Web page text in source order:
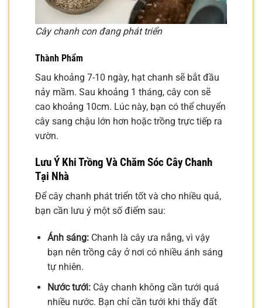
Cây chanh con đang phát triển
Thành Phẩm
Sau khoảng 7-10 ngày, hạt chanh sẽ bắt đầu
nảy mầm. Sau khoảng 1 tháng, cây con sẽ
cao khoảng 10cm. Lúc này, bạn có thể chuyển
cây sang chậu lớn hơn hoặc trồng trực tiếp ra
vườn.
Lưu Ý Khi Trồng Và Chăm Sóc Cây Chanh
Tại Nhà
Để cây chanh phát triển tốt và cho nhiều quả,
bạn cần lưu ý một số điểm sau:
Ánh sáng:Chanh là cây ưa nắng, vì vậy
bạn nên trồng cây ở nơi có nhiều ánh sáng
tự nhiên.
Nước tưới:Cây chanh không cần tưới quá
nhiều nước. Bạn chỉ cần tưới khi thấy đất